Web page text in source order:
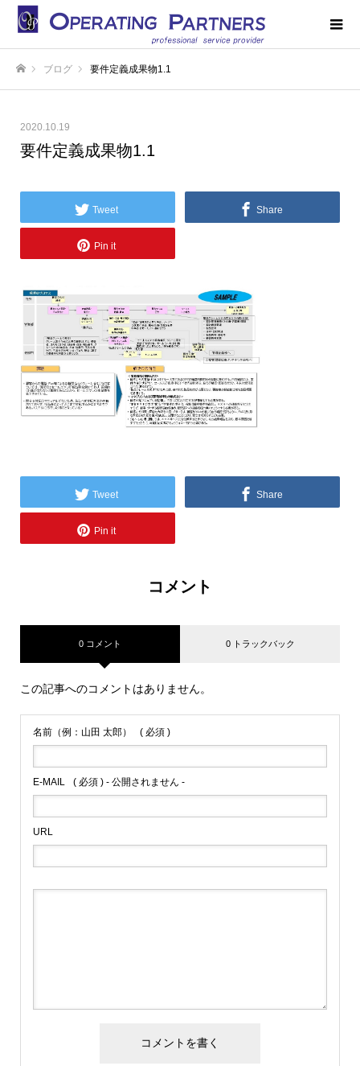
ブログ 要件定義成果物1.1
2020.10.19
要件定義成果物1.1
Tweet Share
Pin it
Tweet Share
Pin it
コメント
0 コメント 0 トラックバック
この記事へのコメントはありません。
名前（例：山田 太郎） ( 必須 )
E-MAIL ( 必須 ) - 公開されません -
URL